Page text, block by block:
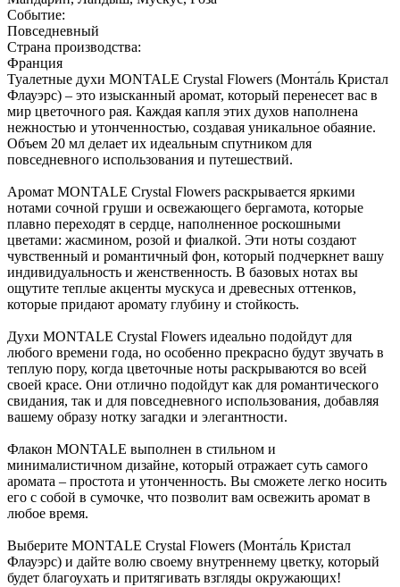
Событие:
Повседневный
Страна производства:
Франция
Туалетные духи MONTALE Crystal Flowers (Монта́ль Кристал
Флауэрс) – это изысканный аромат, который перенесет вас в
мир цветочного рая. Каждая капля этих духов наполнена
нежностью и утонченностью, создавая уникальное обаяние.
Объем 20 мл делает их идеальным спутником для
повседневного использования и путешествий.
Аромат MONTALE Crystal Flowers раскрывается яркими
нотами сочной груши и освежающего бергамота, которые
плавно переходят в сердце, наполненное роскошными
цветами: жасмином, розой и фиалкой. Эти ноты создают
чувственный и романтичный фон, который подчеркнет вашу
индивидуальность и женственность. В базовых нотах вы
ощутите теплые акценты мускуса и древесных оттенков,
которые придают аромату глубину и стойкость.
Духи MONTALE Crystal Flowers идеально подойдут для
любого времени года, но особенно прекрасно будут звучать в
теплую пору, когда цветочные ноты раскрываются во всей
своей красе. Они отлично подойдут как для романтического
свидания, так и для повседневного использования, добавляя
вашему образу нотку загадки и элегантности.
Флакон MONTALE выполнен в стильном и
минималистичном дизайне, который отражает суть самого
аромата – простота и утонченность. Вы сможете легко носить
его с собой в сумочке, что позволит вам освежить аромат в
любое время.
Выберите MONTALE Crystal Flowers (Монта́ль Кристал
Флауэрс) и дайте волю своему внутреннему цветку, который
будет благоухать и притягивать взгляды окружающих!